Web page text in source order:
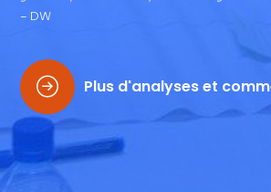
– DW
Plus d'analyses et